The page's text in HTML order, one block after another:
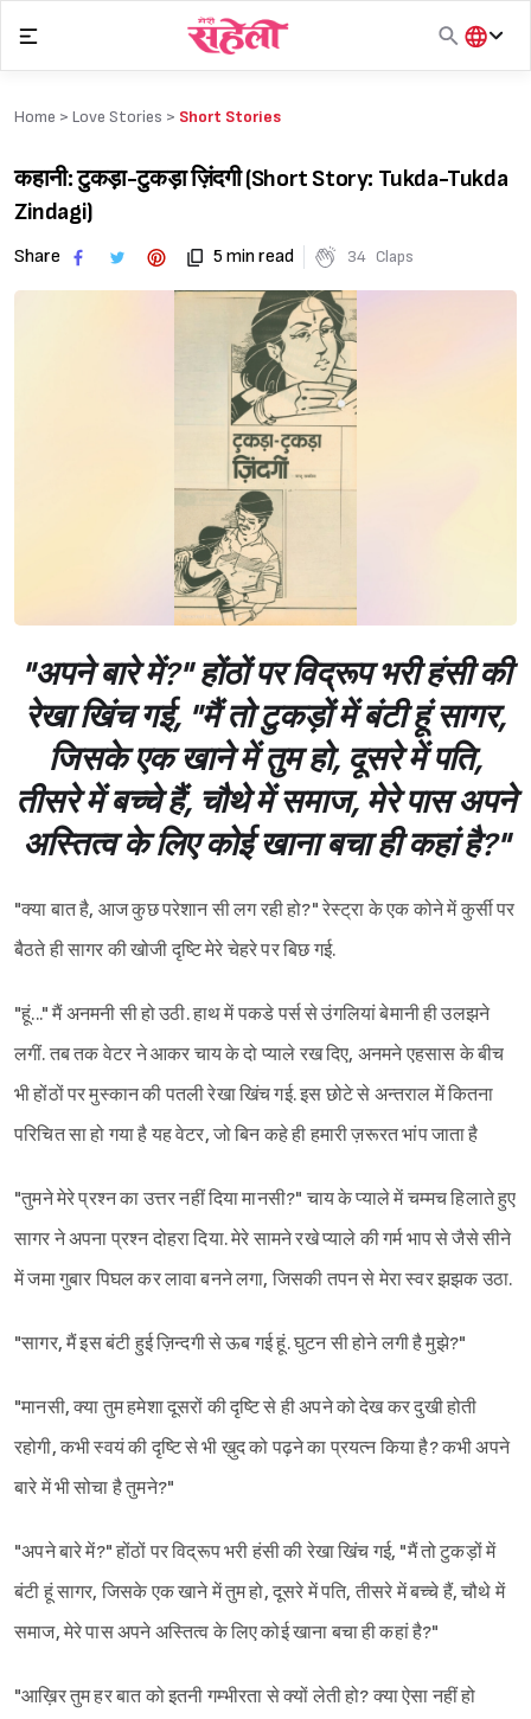
content
हिंदी
Home > Love Stories > Short Stories
कहानी: टुकड़ा-टुकड़ा ज़िंदगी (Short Story: Tukda-Tukda
Zindagi)
Share 5 min read 34 Claps
"अपने बारे में?" होंठों पर विद्रूप भरी हंसी की
रेखा खिंच गई, "मैं तो टुकड़ों में बंटी हूं सागर,
जिसके एक खाने में तुम हो, दूसरे में पति,
तीसरे में बच्चे हैं, चौथे में समाज, मेरे पास अपने
अस्तित्व के लिए कोई खाना बचा ही कहां है?"
"क्या बात है, आज कुछ परेशान सी लग रही हो?" रेस्ट्रा के एक कोने में कुर्सी पर
बैठते ही सागर की खोजी दृष्टि मेरे चेहरे पर बिछ गई.
"हूं..." मैं अनमनी सी हो उठी. हाथ में पकडे पर्स से उंगलियां बेमानी ही उलझने
लगीं. तब तक वेटर ने आकर चाय के दो प्याले रख दिए, अनमने एहसास के बीच
भी होंठों पर मुस्कान की पतली रेखा खिंच गई. इस छोटे से अन्तराल में कितना
परिचित सा हो गया है यह वेटर, जो बिन कहे ही हमारी ज़रूरत भांप जाता है
"तुमने मेरे प्रश्न का उत्तर नहीं दिया मानसी?" चाय के प्याले में चम्मच हिलाते हुए
सागर ने अपना प्रश्न दोहरा दिया. मेरे सामने रखे प्याले की गर्म भाप से जैसे सीने
में जमा गुबार पिघल कर लावा बनने लगा, जिसकी तपन से मेरा स्वर झझक उठा.
"सागर, मैं इस बंटी हुई ज़िन्दगी से ऊब गई हूं. घुटन सी होने लगी है मुझे?"
"मानसी, क्या तुम हमेशा दूसरों की दृष्टि से ही अपने को देख कर दुखी होती
रहोगी, कभी स्वयं की दृष्टि से भी ख़ुद को पढ़ने का प्रयत्न किया है? कभी अपने
बारे में भी सोचा है तुमने?"
"अपने बारे में?" होंठों पर विद्रूप भरी हंसी की रेखा खिंच गई, "मैं तो टुकड़ों में
बंटी हूं सागर, जिसके एक खाने में तुम हो, दूसरे में पति, तीसरे में बच्चे हैं, चौथे में
समाज, मेरे पास अपने अस्तित्व के लिए कोई खाना बचा ही कहां है?"
"आख़िर तुम हर बात को इतनी गम्भीरता से क्यों लेती हो? क्या ऐसा नहीं हो